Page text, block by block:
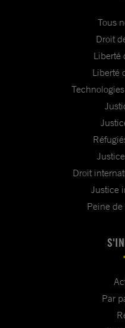
Tous
Droit
Liberté
Liberté
Droit
Justice
Peine de
Par